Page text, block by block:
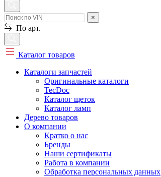
×
По арт.
Каталог товаров
Каталоги запчастей
Оригинальные каталоги
TecDoc
Каталог щеток
Каталог ламп
Дерево товаров
О компании
Кратко о нас
Бренды
Наши сертификаты
Работа в компании
Обработка персональных данных